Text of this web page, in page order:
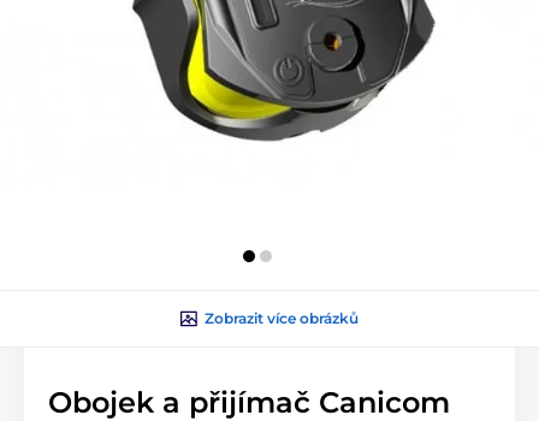
Zobrazit více obrázků
Obojek a přijímač Canicom